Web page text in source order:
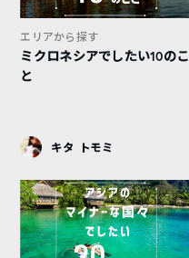
エリアから探す
ミクロネシアでしたい10のこ
と
キタ トモミ